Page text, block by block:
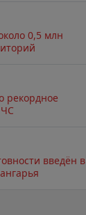
0,5 млн
рекордное
введён в